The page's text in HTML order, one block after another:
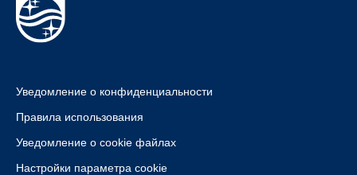
Уведомление о конфиденциальности
Правила использования
Уведомление о cookie файлах
Настройки параметра cookie